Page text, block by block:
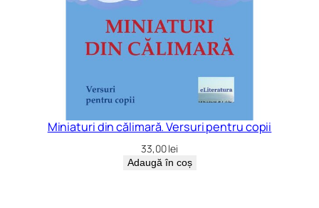
Miniaturi din călimară. Versuri pentru copii
33,00lei
Adaugă în coș